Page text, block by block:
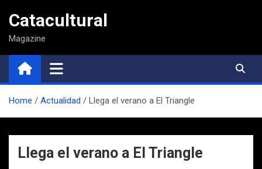
contenido
Catacultural
Magazine
Home Actualidad Llega el verano a El Triangle
Llega el verano a El Triangle